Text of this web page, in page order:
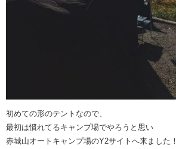
初めての形のテントなので、
最初は慣れてるキャンプ場でやろうと思い
赤城山オートキャンプ場のY2サイトへ来ました！